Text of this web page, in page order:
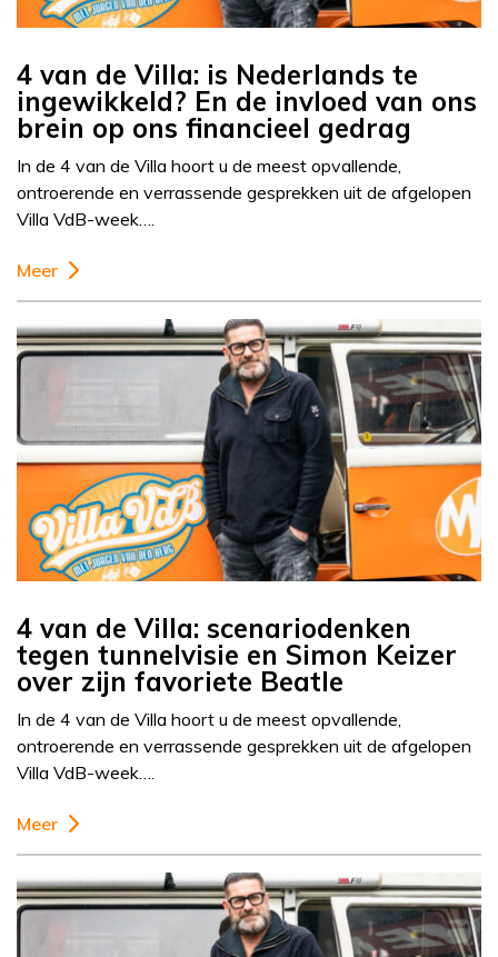
4 van de Villa: is Nederlands te
ingewikkeld? En de invloed van ons
brein op ons financieel gedrag
In de 4 van de Villa hoort u de meest opvallende,
ontroerende en verrassende gesprekken uit de afgelopen
Villa VdB-week….
Meer
4 van de Villa: scenariodenken
tegen tunnelvisie en Simon Keizer
over zijn favoriete Beatle
In de 4 van de Villa hoort u de meest opvallende,
ontroerende en verrassende gesprekken uit de afgelopen
Villa VdB-week….
Meer